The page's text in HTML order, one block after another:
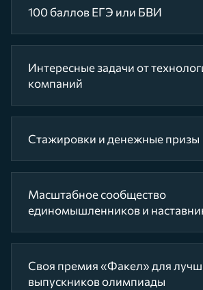
100 баллов ЕГЭ или БВИ
Интересные задачи от
компаний
Стажировки и денежные призы
Масштабное сообщество
единомышленников и
Своя премия «Факел» для
выпускников олимпиады